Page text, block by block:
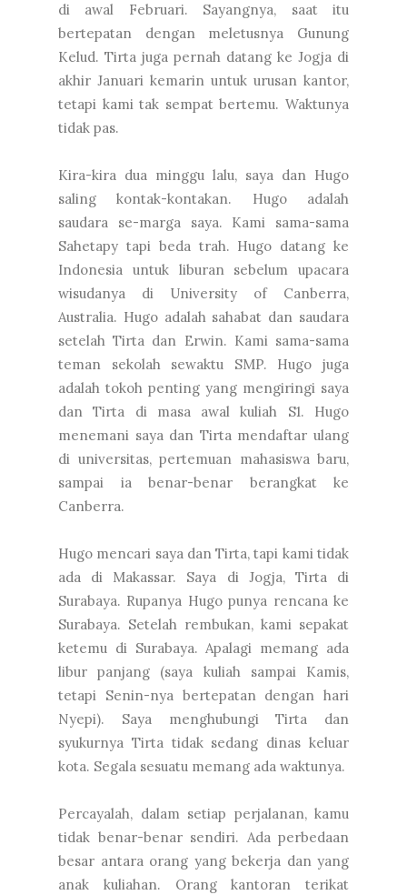
di awal Februari. Sayangnya, saat itu
bertepatan dengan meletusnya Gunung
Kelud. Tirta juga pernah datang ke Jogja di
akhir Januari kemarin untuk urusan kantor,
tetapi kami tak sempat bertemu. Waktunya
tidak pas.
Kira-kira dua minggu lalu, saya dan Hugo
saling kontak-kontakan. Hugo adalah
saudara se-marga saya. Kami sama-sama
Sahetapy tapi beda trah. Hugo datang ke
Indonesia untuk liburan sebelum upacara
wisudanya di University of Canberra,
Australia. Hugo adalah sahabat dan saudara
setelah Tirta dan Erwin. Kami sama-sama
teman sekolah sewaktu SMP. Hugo juga
adalah tokoh penting yang mengiringi saya
dan Tirta di masa awal kuliah S1. Hugo
menemani saya dan Tirta mendaftar ulang
di universitas, pertemuan mahasiswa baru,
sampai ia benar-benar berangkat ke
Canberra.
Hugo mencari saya dan Tirta, tapi kami tidak
ada di Makassar. Saya di Jogja, Tirta di
Surabaya. Rupanya Hugo punya rencana ke
Surabaya. Setelah rembukan, kami sepakat
ketemu di Surabaya. Apalagi memang ada
libur panjang (saya kuliah sampai Kamis,
tetapi Senin-nya bertepatan dengan hari
Nyepi). Saya menghubungi Tirta dan
syukurnya Tirta tidak sedang dinas keluar
kota. Segala sesuatu memang ada waktunya.
Percayalah, dalam setiap perjalanan, kamu
tidak benar-benar sendiri. Ada perbedaan
besar antara orang yang bekerja dan yang
anak kuliahan. Orang kantoran terikat